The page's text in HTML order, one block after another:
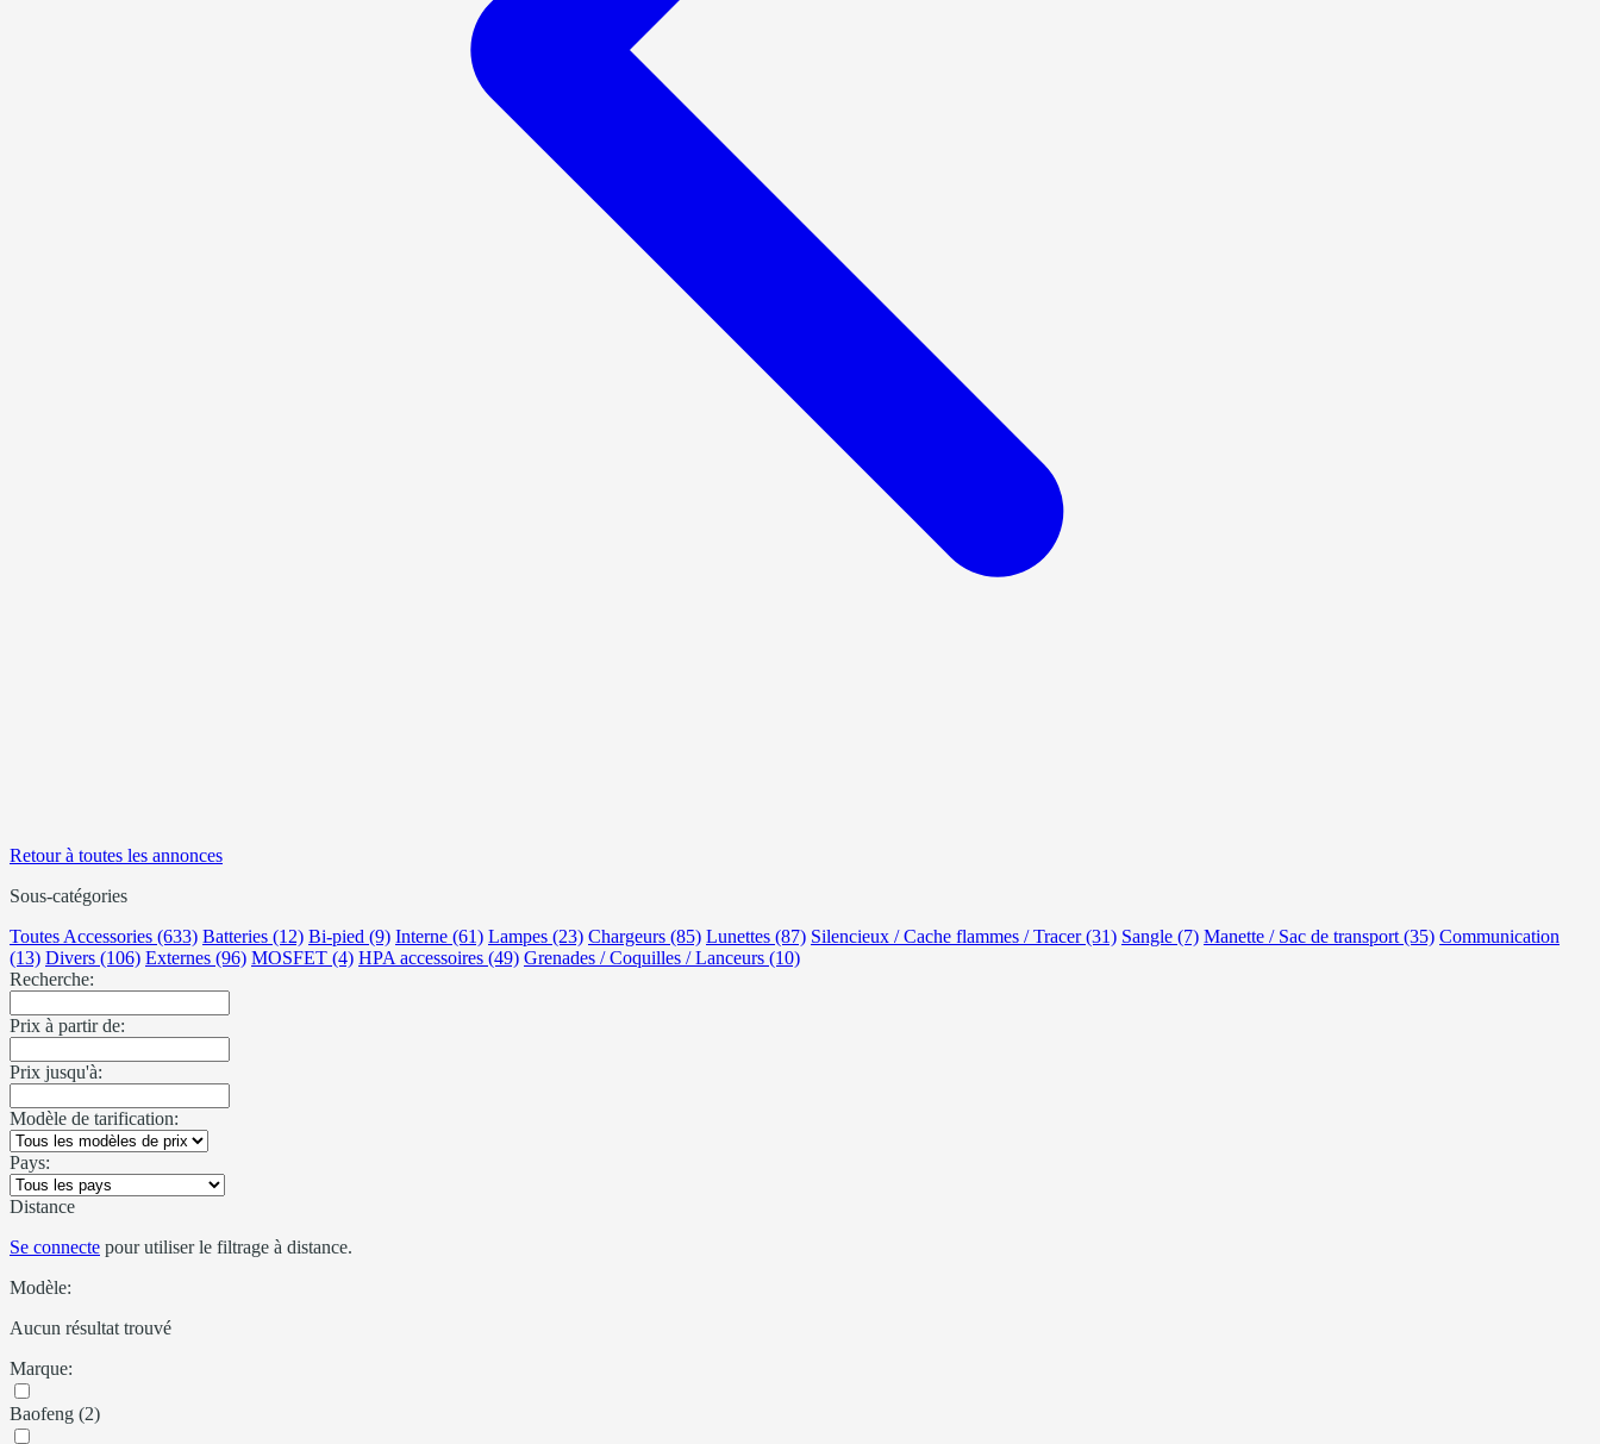
Retour à toutes les annonces
Sous-catégories
Toutes Accessories (633) Batteries (12) Bi-pied (9) Interne (61) Lampes (23) Chargeurs (85) Lunettes (87) Silencieux / Cache flammes / Tracer (31) Sangle (7) Manette / Sac de transport (35) Communication
(13) Divers (106) Externes (96) MOSFET (4) HPA accessoires (49) Grenades / Coquilles / Lanceurs (10)
Recherche:
Prix à partir de:
Prix jusqu'à:
Modèle de tarification:
Pays:
Distance
Se connecte pour utiliser le filtrage à distance.
Modèle:
Aucun résultat trouvé
Marque:
Baofeng (2)